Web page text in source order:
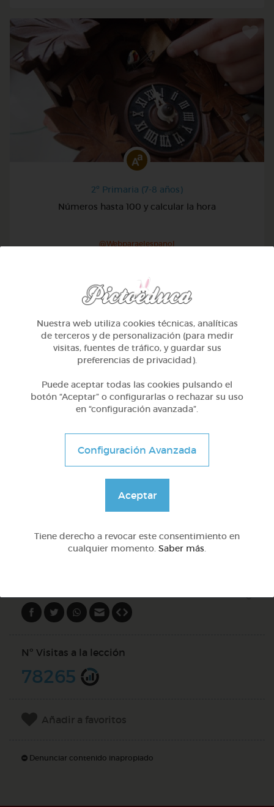
2º Primaria (7-8 años)
Números hasta 100 y calcular la hora
@Webparaelespanol
2º Primaria (7-8 años)
@Webparaelespanol
Nº Visitas a la lección
78265
Añadir a favoritos
Denunciar contenido inapropiado
Nuestra web utiliza cookies técnicas, analíticas
de terceros y de personalización (para medir
visitas, fuentes de tráfico, y guardar sus
preferencias de privacidad).
Puede aceptar todas las cookies pulsando el
botón “Aceptar” o configurarlas o rechazar su uso
en “configuración avanzada”.
Configuración Avanzada
Aceptar
Tiene derecho a revocar este consentimiento en
cualquier momento. Saber más.